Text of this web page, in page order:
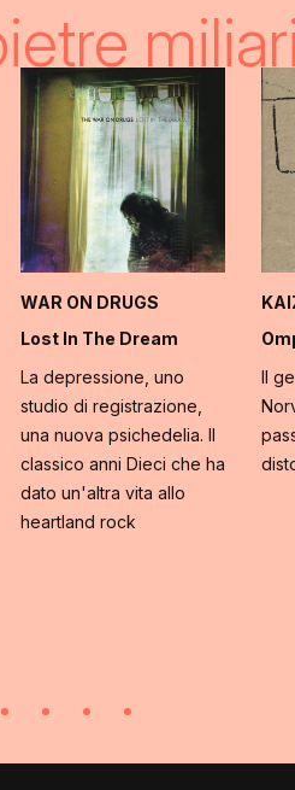
WAR ON DRUGS
Lost In The Dream
La depressione, uno
studio di registrazione,
una nuova psichedelia. Il
classico anni Dieci che ha
dato un'altra vita allo
heartland rock
Il